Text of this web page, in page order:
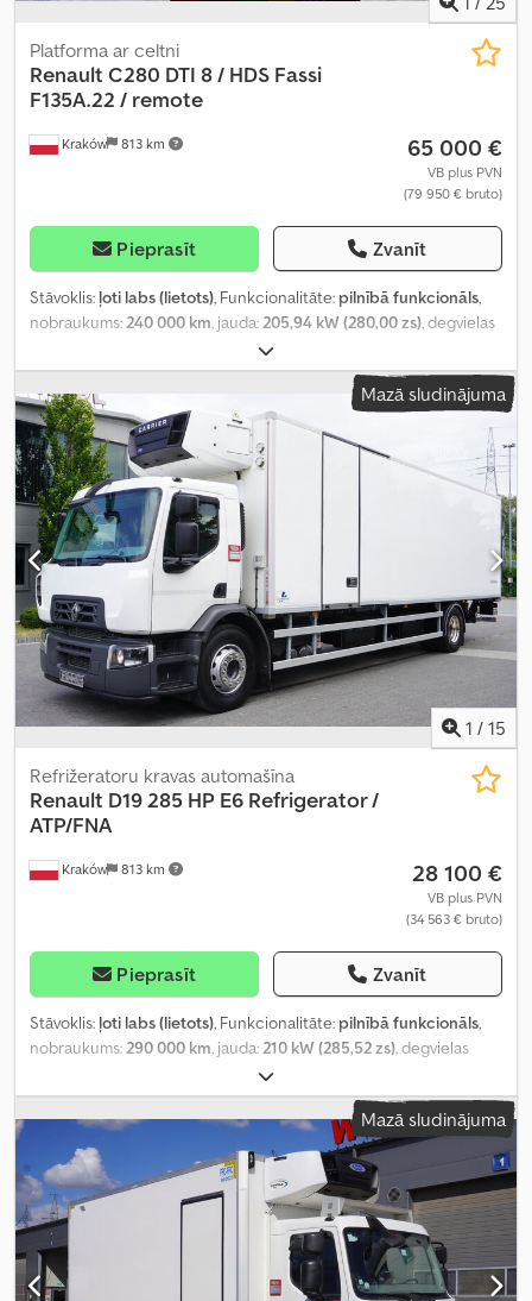
Kraków 813 km
Platforma ar celtni
Renault C280 DTI 8 / HDS Fassi
F135A.22 / remote
65 000 €
VB plus PVN
(79 950 € bruto)
Pieprasīt Zvanīt
Stāvoklis: ļoti labs (lietots), Funkcionalitāte: pilnībā funkcionāls,
nobraukums:240 000 km, jauda:205,94 kW (280,00 zs), degvielas
, tukšais svars:
kravnesība:8 050 kg, kopējais svars:19 000 kg, asu konfigurācija:
4x2, riteņu bāze: , vadītāja kabīne:dienas
kabīne, pārnesuma veids: automātisks, emisijas klase:
krautuves garums:6 200 mm , iekraušanas vietas platums:
mm, iekraušanas telpas augstums: , Ražošanas gads: 2020,
Aprīkojums:AdBlue, Tahogrāfs, celtnis, diferenciāļa bloķētājs,
gaisa kondicionēšana, kruīza kontrole
Mazā sludinājuma
1 / 15
Kraków 813 km
Refrižeratoru kravas automašīna
Renault D19 285 HP E6 Refrigerator /
ATP/FNA
28 100 €
VB plus PVN
(34 563 € bruto)
Pieprasīt Zvanīt
Stāvoklis: ļoti labs (lietots), Funkcionalitāte: pilnībā funkcionāls,
nobraukums:290 000 km, jauda:210 kW (285,52 zs), degvielas
, tukšais svars:
kg, asu konfigurācija:4x2, bremzes:dzinēja bremzēšana, krāsa:
balts, vadītāja kabīne:dienas kabīne, pārnesuma veids:
mehānisks
Euro 6 , piekares sistēma:gaiss
krautuves garums:9 000 mm , iekraušanas vietas platums:
2 500
mm, iekraušanas telpas augstums:2 350 mm, Ražošanas gads:
2015, darbības svars: 7 370 kg , Aprīkojums:dzesēšanas iekārta,
gaisa kondicionēšana
Mazā sludinājuma